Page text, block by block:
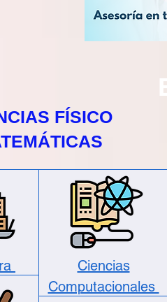
FÍSICO
Ciencias
Computacionales